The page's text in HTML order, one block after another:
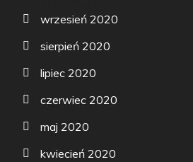
wrzesień 2020
sierpień 2020
lipiec 2020
czerwiec 2020
maj 2020
kwiecień 2020